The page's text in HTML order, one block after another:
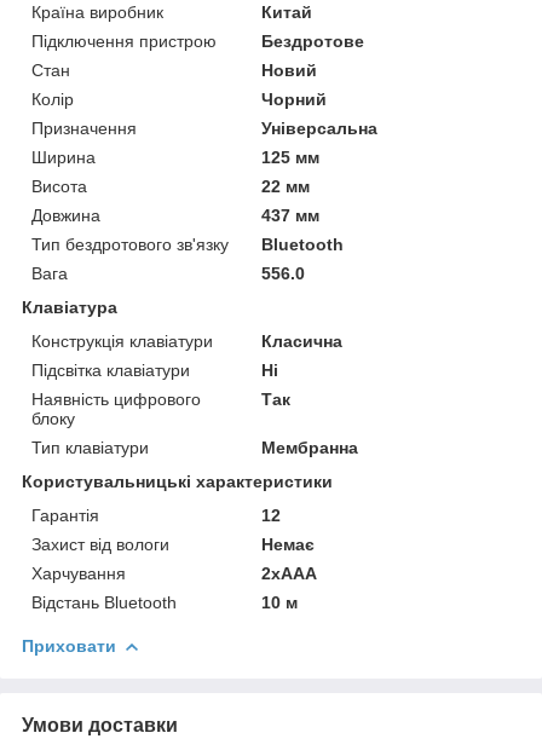
Країна виробник
Китай
Підключення пристрою
Бездротове
Стан
Новий
Колір
Чорний
Призначення
Універсальна
Ширина
125 мм
Висота
22 мм
Довжина
437 мм
Тип бездротового зв'язку
Bluetooth
Вага
556.0
Клавіатура
Конструкція клавіатури
Класична
Підсвітка клавіатури
Ні
Наявність цифрового
блоку
Так
Тип клавіатури
Мембранна
Користувальницькі характеристики
Гарантія
12
Захист від вологи
Немає
Харчування
2xAAA
Відстань Bluetooth
10 м
Приховати
Умови доставки